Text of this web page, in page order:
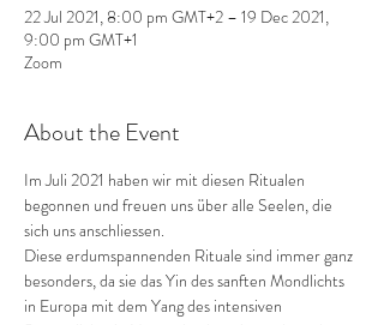
22 Jul 2021, 8:00 pm GMT+2 – 19 Dec 2021,
9:00 pm GMT+1
Zoom
About the Event
Im Juli 2021 haben wir mit diesen Ritualen
begonnen und freuen uns über alle Seelen, die
sich uns anschliessen.
Diese erdumspannenden Rituale sind immer ganz
besonders, da sie das Yin des sanften Mondlichts
in Europa mit dem Yang des intensiven